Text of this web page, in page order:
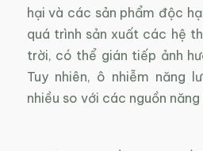
hại và các sản phẩm độc
quá trình sản xuất các hệ
trời, có thể gián tiếp ảnh
Tuy nhiên, ô nhiễm năng
nhiều so với các nguồn